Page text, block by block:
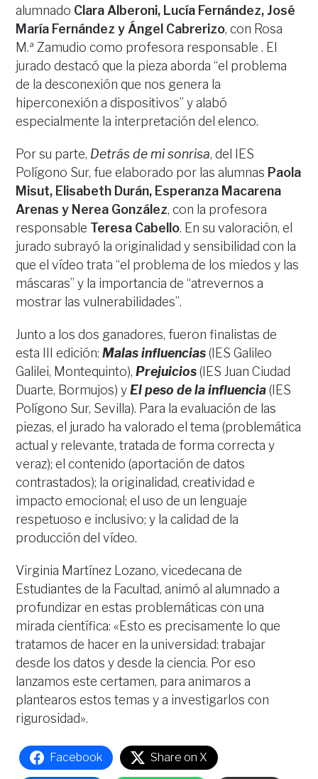
alumnado Clara Alberoni, Lucía Fernández, José
María Fernández y Ángel Cabrerizo, con Rosa
M.ª Zamudio como profesora responsable . El
jurado destacó que la pieza aborda “el problema
de la desconexión que nos genera la
hiperconexión a dispositivos” y alabó
especialmente la interpretación del elenco.
Por su parte, Detrás de mi sonrisa, del IES
Polígono Sur, fue elaborado por las alumnas Paola
Misut, Elisabeth Durán, Esperanza Macarena
Arenas y Nerea González, con la profesora
responsable Teresa Cabello. En su valoración, el
jurado subrayó la originalidad y sensibilidad con la
que el vídeo trata “el problema de los miedos y las
máscaras” y la importancia de “atrevernos a
mostrar las vulnerabilidades”.
Junto a los dos ganadores, fueron finalistas de
esta III edición:Malas influencias(IES Galileo
Galilei, Montequinto),Prejuicios(IES Juan Ciudad
Duarte, Bormujos) yEl peso de la influencia(IES
Polígono Sur, Sevilla). Para la evaluación de las
piezas, el jurado ha valorado el tema (problemática
actual y relevante, tratada de forma correcta y
veraz); el contenido (aportación de datos
contrastados); la originalidad, creatividad e
impacto emocional; el uso de un lenguaje
respetuoso e inclusivo; y la calidad de la
producción del vídeo.
Virginia Martínez Lozano, vicedecana de
Estudiantes de la Facultad, animó al alumnado a
profundizar en estas problemáticas con una
mirada científica: «Esto es precisamente lo que
tratamos de hacer en la universidad: trabajar
desde los datos y desde la ciencia. Por eso
lanzamos este certamen, para animaros a
plantearos estos temas y a investigarlos con
rigurosidad».
Facebook Share on X